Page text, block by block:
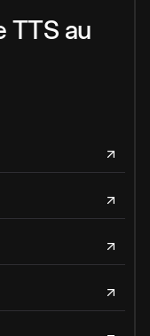
TTS au